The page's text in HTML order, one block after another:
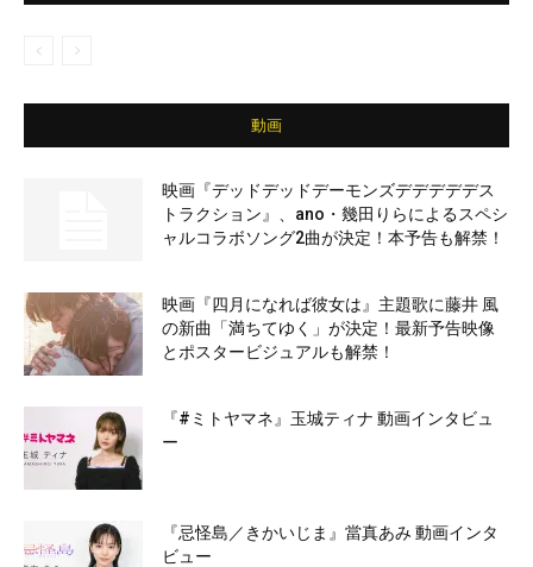
動画
映画『デッドデッドデーモンズデデデデデス
トラクション』、ano・幾田りらによるスペシ
ャルコラボソング2曲が決定！本予告も解禁！
映画『四月になれば彼女は』主題歌に藤井 風
の新曲「満ちてゆく」が決定！最新予告映像
とポスタービジュアルも解禁！
『#ミトヤマネ』玉城ティナ 動画インタビュ
ー
『忌怪島／きかいじま』當真あみ 動画インタ
ビュー